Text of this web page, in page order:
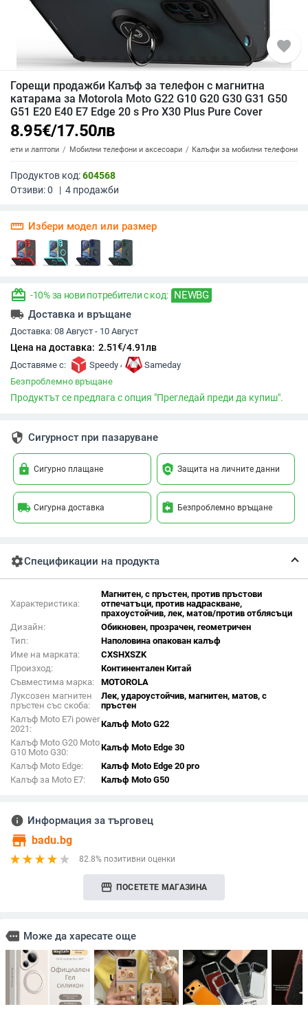
favorite
Горещи продажби Калъф за телефон с магнитна
катарама за Motorola Moto G22 G10 G20 G30 G31 G50
G51 E20 E40 E7 Edge 20 s Pro X30 Plus Pure Cover
8.95€/17.50лв
и лаптопи Мобилни телефони и аксесоари Калъфи за мобилни телефони
Продуктов код:604568
Отзиви:0 | 4 продажби
straighten Избери модел или размер
redeem -10% за нови потребители с код: NEWBG
local_shipping Доставка и връщане
Доставка: 08 Август - 10 Август
Цена на доставка: 2.51€/4.91лв
Доставяме с: Speedy ,
Sameday
Безпроблемно връщане
Продуктът се предлага с опция "Прегледай преди да купиш".
security Сигурност при пазаруване
lock Сигурно плащане policy Защита на личните данни
local_shipping Сигурна доставка assignment_return Безпроблемно връщане
settingsСпецификации на продукта
Характеристика:
Магнитен, с пръстен, против пръстови
отпечатъци, против надраскване,
прахоустойчив, лек, матов/против отблясъци
Дизайн:
Обикновен, прозрачен, геометричен
Тип:
Наполовина опакован калъф
Име на марката:
CXSHXSZK
Произход:
Континентален Китай
Съвместима марка:
MOTOROLA
Луксозен магнитен
пръстен със скоба:
Лек, удароустойчив, магнитен, матов, с
пръстен
Калъф Moto E7i power
2021:
Калъф Moto G22
Калъф Moto G20 Moto
G10 Moto G30:
Калъф Moto Edge 30
Калъф Moto Edge:
Калъф Moto Edge 20 pro
Калъф за Moto E7:
Калъф Moto G50
info Информация за търговец
store badu.bg
82.8% позитивни оценки
storefront ПОСЕТЕТЕ МАГАЗИНА
more Може да харесате още